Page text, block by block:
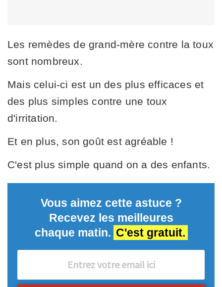
Les remèdes de grand-mère contre la toux
sont nombreux.
Mais celui-ci est un des plus efficaces et
des plus simples contre une toux
d'irritation.
Et en plus, son goût est agréable !
C'est plus simple quand on a des enfants.
Vous aimez cette astuce ?
Recevez les meilleures
chaque matin. C'est gratuit.